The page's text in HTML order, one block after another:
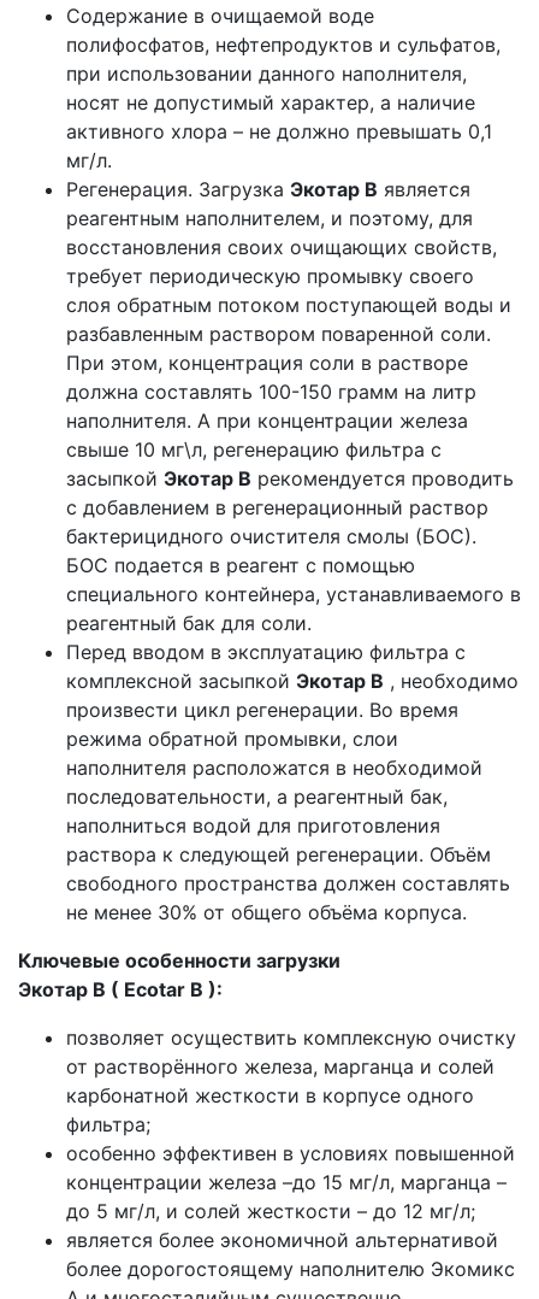
Содержание в очищаемой воде
полифосфатов, нефтепродуктов и сульфатов,
при использовании данного наполнителя,
носят не допустимый характер, а наличие
активного хлора – не должно превышать 0,1
мг/л.
Регенерация. Загрузка Экотар B является
реагентным наполнителем, и поэтому, для
восстановления своих очищающих свойств,
требует периодическую промывку своего
слоя обратным потоком поступающей воды и
разбавленным раствором поваренной соли.
При этом, концентрация соли в растворе
должна составлять 100-150 грамм на литр
наполнителя. А при концентрации железа
свыше 10 мг\л, регенерацию фильтра с
засыпкой Экотар B рекомендуется проводить
с добавлением в регенерационный раствор
бактерицидного очистителя смолы (БОС).
БОС подается в реагент с помощью
специального контейнера, устанавливаемого в
реагентный бак для соли.
Перед вводом в эксплуатацию фильтра с
комплексной засыпкой Экотар B , необходимо
произвести цикл регенерации. Во время
режима обратной промывки, слои
наполнителя расположатся в необходимой
последовательности, а реагентный бак,
наполниться водой для приготовления
раствора к следующей регенерации. Объём
свободного пространства должен составлять
не менее 30% от общего объёма корпуса.
Ключевые особенности загрузки
Экотар B ( Ecotar B ):
позволяет осуществить комплексную очистку
от растворённого железа, марганца и солей
карбонатной жесткости в корпусе одного
фильтра;
особенно эффективен в условиях повышенной
концентрации железа –до 15 мг/л, марганца –
до 5 мг/л, и солей жесткости – до 12 мг/л;
является более экономичной альтернативой
более дорогостоящему наполнителю Экомикс